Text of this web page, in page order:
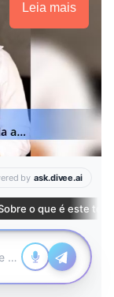
Leia mais